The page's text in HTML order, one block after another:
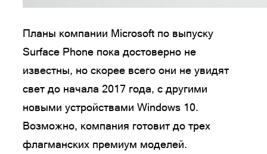
Планы компании Microsoft по выпуску
Surface Phone пока достоверно не
известны, но скорее всего они не увидят
свет до начала 2017 года, с другими
новыми устройствами Windows 10.
Возможно, компания готовит до трех
флагманских премиум моделей.